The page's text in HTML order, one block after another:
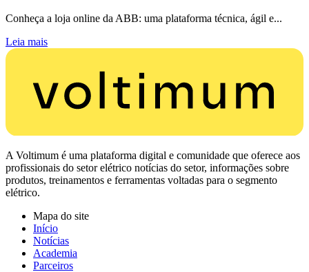
Conheça a loja online da ABB: uma plataforma técnica, ágil e...
Leia mais
A Voltimum é uma plataforma digital e comunidade que oferece aos
profissionais do setor elétrico notícias do setor, informações sobre
produtos, treinamentos e ferramentas voltadas para o segmento
elétrico.
Mapa do site
Início
Notícias
Academia
Parceiros